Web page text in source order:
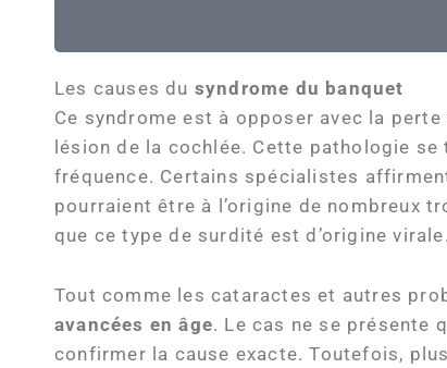
Les causes du syndrome du banquet
Ce syndrome est à opposer avec la
lésion de la cochlée. Cette pathologie
fréquence. Certains spécialistes
pourraient être à l’origine de nombreux
que ce type de surdité est d’origine virale.
Tout comme les cataractes et autres
avancées en âge. Le cas ne se présente
confirmer la cause exacte. Toutefois,